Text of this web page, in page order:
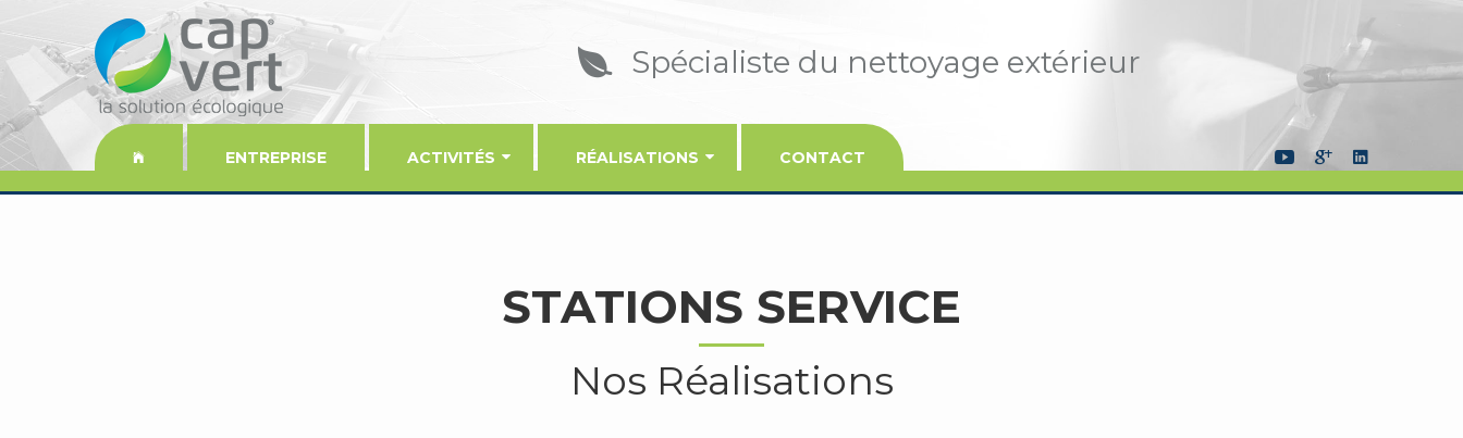
Spécialiste du nettoyage extérieur
ENTREPRISE ACTIVITÉS RÉALISATIONS CONTACT
STATIONS SERVICE
Nos Réalisations